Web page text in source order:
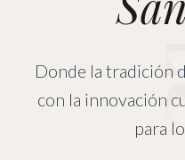
Donde la tradición
con la innovación
para